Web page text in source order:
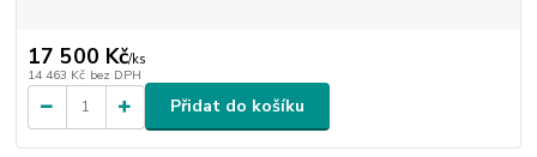
17 500 Kč/ks
14 463 Kč bez DPH
Přidat do košíku